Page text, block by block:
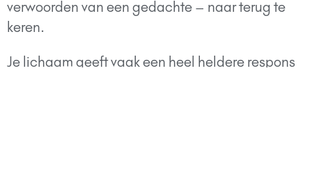
verwoorden van een gedachte – naar terug te
keren.
Je lichaam geeft vaak een heel heldere respons